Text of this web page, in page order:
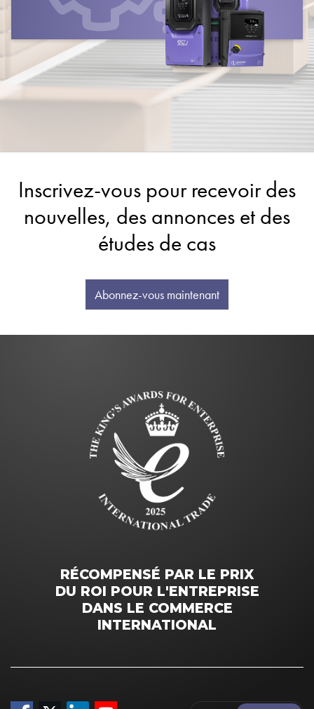
Inscrivez-vous pour recevoir des
nouvelles, des annonces et des
études de cas
Abonnez-vous maintenant
RÉCOMPENSÉ PAR LE PRIX
DU ROI POUR L'ENTREPRISE
DANS LE COMMERCE
INTERNATIONAL